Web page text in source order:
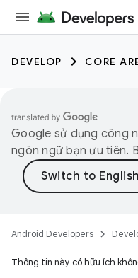
DEVELOP CORE
Google sử dụng công
ngôn ngữ bạn ưu tiên.
Android Developers
Thông tin này có hữu ích